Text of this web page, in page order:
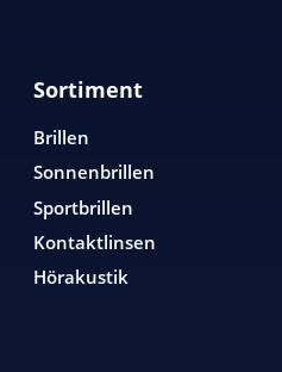
Sortiment
Brillen
Sonnenbrillen
Sportbrillen
Kontaktlinsen
Hörakustik